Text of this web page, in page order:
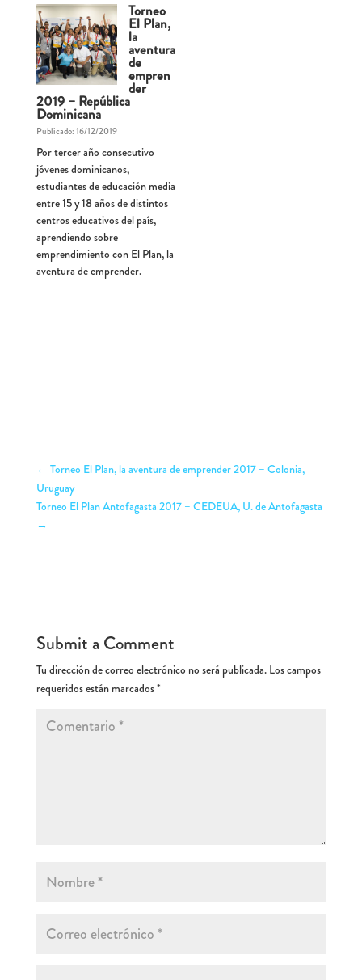
Torneo
El Plan,
la
aventura
de
empren
der
2019 – República
Dominicana
Publicado: 16/12/2019
Por tercer año consecutivo
jóvenes dominicanos,
estudiantes de educación media
entre 15 y 18 años de distintos
centros educativos del país,
aprendiendo sobre
emprendimiento con El Plan, la
aventura de emprender.
← Torneo El Plan, la aventura de emprender 2017 – Colonia,
Uruguay
Torneo El Plan Antofagasta 2017 – CEDEUA, U. de Antofagasta
→
Submit a Comment
Tu dirección de correo electrónico no será publicada. Los campos
requeridos están marcados*